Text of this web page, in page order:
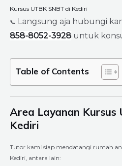
Kursus UTBK SNBT di Kediri
📞 Langsung aja hubungi
858-8052-3928 untuk
Table of Contents
Area Layanan Kursus
Kediri
Tutor kami siap mendatangi rumah
Kediri, antara lain: